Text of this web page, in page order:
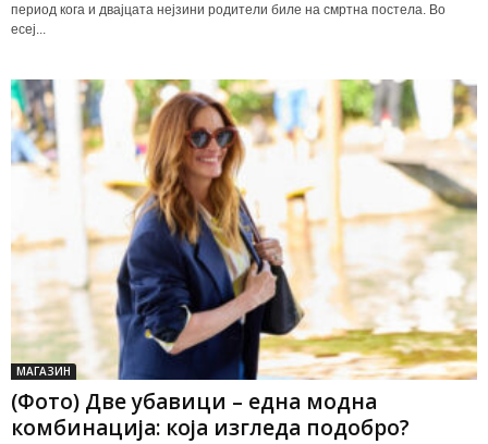
период кога и двајцата нејзини родители биле на смртна постела. Во
есеј...
МАГАЗИН
(Фото) Две убавици – една модна
комбинација: која изгледа подобро?